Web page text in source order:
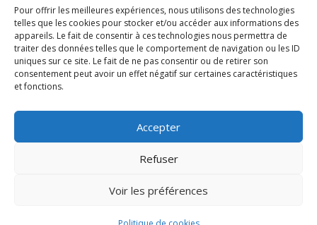
Pour offrir les meilleures expériences, nous utilisons des technologies
telles que les cookies pour stocker et/ou accéder aux informations des
appareils. Le fait de consentir à ces technologies nous permettra de
traiter des données telles que le comportement de navigation ou les ID
uniques sur ce site. Le fait de ne pas consentir ou de retirer son
consentement peut avoir un effet négatif sur certaines caractéristiques
et fonctions.
Accepter
Refuser
Voir les préférences